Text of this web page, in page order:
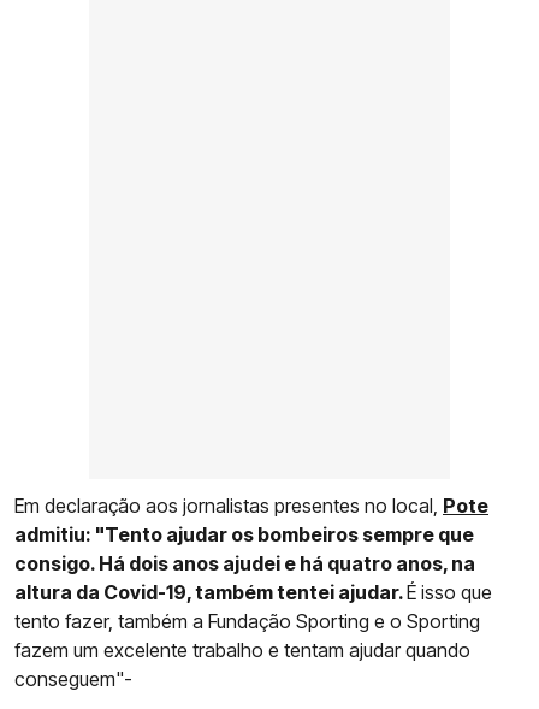
Em declaração aos jornalistas presentes no local, Pote
admitiu: "Tento ajudar os bombeiros sempre que
consigo. Há dois anos ajudei e há quatro anos, na
altura da Covid-19, também tentei ajudar.É isso que
tento fazer, também a Fundação Sporting e o Sporting
fazem um excelente trabalho e tentam ajudar quando
conseguem"-